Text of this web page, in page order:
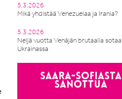
5.3.2026
Mikä yhdistää Venezuelaa ja Irania?
5.3.2026
Neljä vuotta Venäjän brutaalia sotaa
Ukrainassa
Saara-Sofiasta
sanottua